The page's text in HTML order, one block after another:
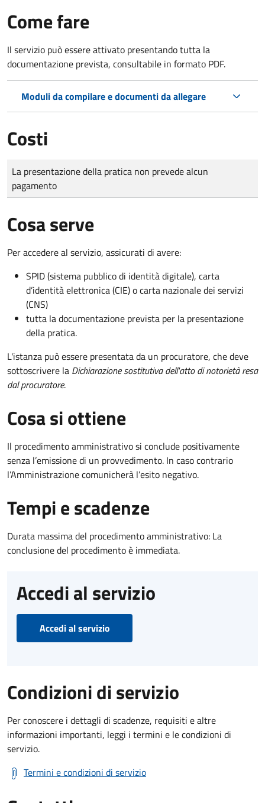
Come fare
Il servizio può essere attivato presentando tutta la
documentazione prevista, consultabile in formato PDF.
Moduli da compilare e documenti da allegare
Costi
Tipo di pagamento
Importo
La presentazione della pratica non prevede alcun
pagamento
Cosa serve
Per accedere al servizio, assicurati di avere:
SPID (sistema pubblico di identità digitale), carta
d’identità elettronica (CIE) o carta nazionale dei servizi
(CNS)
tutta la documentazione prevista per la presentazione
della pratica.
L'istanza può essere presentata da un procuratore, che deve
sottoscrivere la Dichiarazione sostitutiva dell'atto di notorietà resa
dal procuratore.
Cosa si ottiene
Il procedimento amministrativo si conclude positivamente
senza l’emissione di un provvedimento. In caso contrario
l’Amministrazione comunicherà l’esito negativo.
Tempi e scadenze
Durata massima del procedimento amministrativo: La
conclusione del procedimento è immediata.
Accedi al servizio
Accedi al servizio
Condizioni di servizio
Per conoscere i dettagli di scadenze, requisiti e altre
informazioni importanti, leggi i termini e le condizioni di
servizio.
Termini e condizioni di servizio